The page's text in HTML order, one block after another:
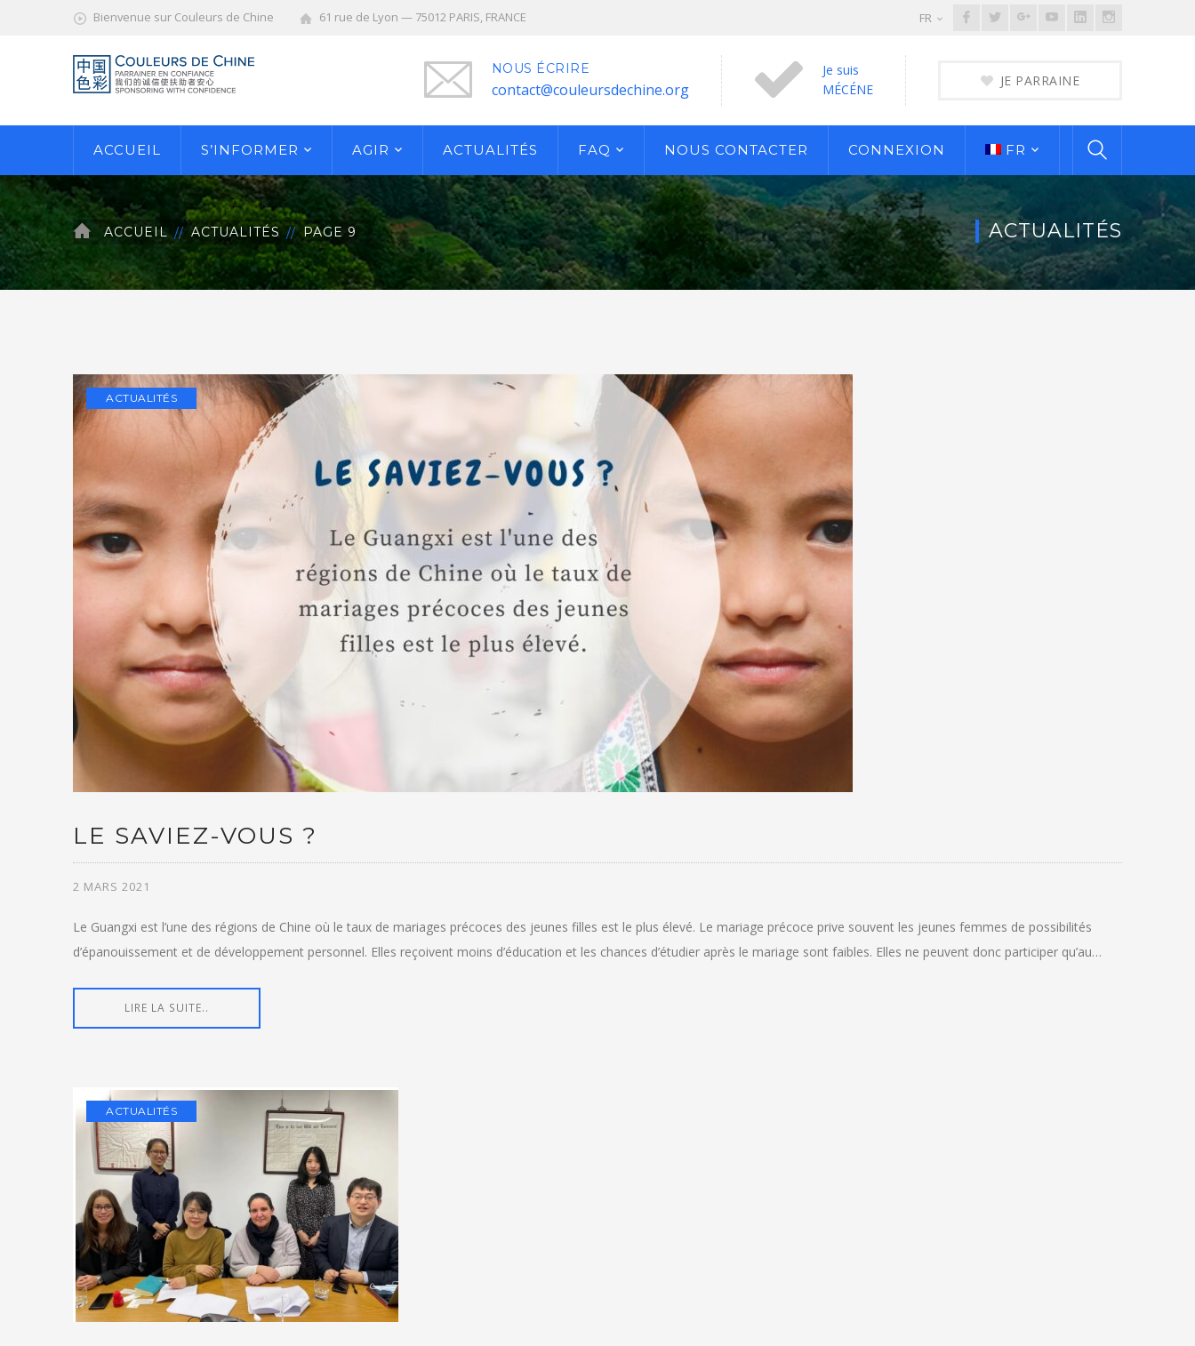
Bienvenue sur Couleurs de Chine 61 rue de Lyon — 75012 PARIS, FRANCE FR
Facebook
TwitterGoogleYoutubeLinkedInInstagram
JE PARRAINE
NOUS ÉCRIRE
contact@couleursdechine.org
Je suis
MÉCÉNE
ACCUEIL S’INFORMER AGIR ACTUALITÉS FAQ NOUS CONTACTER CONNEXION FR
ACCUEIL ACTUALITÉS PAGE 9 ACTUALITÉS
ACTUALITÉS
LE SAVIEZ-VOUS ?
2 MARS 2021
Le Guangxi est l’une des régions de Chine où le taux de mariages précoces des jeunes filles est le plus élevé. Le mariage précoce prive souvent les jeunes femmes de possibilités
d’épanouissement et de développement personnel. Elles reçoivent moins d’éducation et les chances d’étudier après le mariage sont faibles. Elles ne peuvent donc participer qu’au…
LIRE LA SUITE..
ACTUALITÉS